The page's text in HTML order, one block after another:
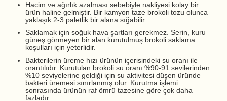
Hacim ve ağırlık azalması sebebiyle nakliyesi kolay bir
ürün haline gelmiştir. Bir kamyon taze brokoli tozu olunca
yaklaşık 2-3 paletlik bir alana sığabilir.
Saklamak için soğuk hava şartları gerekmez. Serin, kuru
güneş görmeyen bir alan kurutulmuş brokoli saklama
koşulları için yeterlidir.
Bakterilerin üreme hızı ürünün içerisindeki su oranı ile
orantılıdır. Kurutulan brokoli su oranı %90-91 sevilerinden
%10 seviyelerine geldiği için su aktivitesi düşen üründe
bakteri üremesi sınırlanmış olur. Kurutma işlemi
sonrasında ürünün raf ömrü tazesine göre çok daha
fazladır.